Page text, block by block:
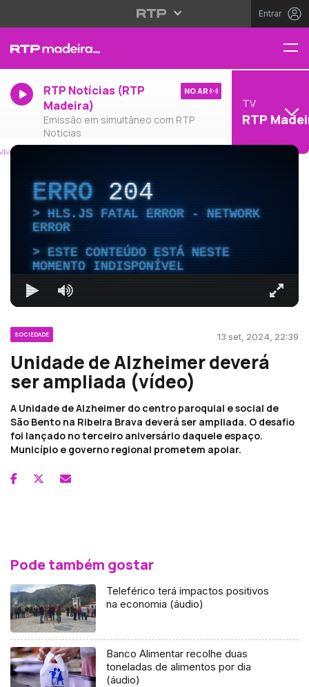
Entrar
RTP Notícias (RTP
Madeira)
Emissão em simultâneo com RTP
Notícias
NO AR
TV
RTP
ERRO204
HLS.JS FATAL ERROR - NETWORK
ERROR
ESTE CONTEÚDO ESTÁ NESTE
MOMENTO INDISPONÍVEL
SOCIEDADE 13 set, 2024, 22:39
Unidade de Alzheimer deverá
ser ampliada (vídeo)
A Unidade de Alzheimer do centro paroquial e social de
São Bento na Ribeira Brava deverá ser ampliada. O desafio
foi lançado no terceiro aniversário daquele espaço.
Município e governo regional prometem apoiar.
Pode também gostar
Teleférico terá impactos positivos
na economia (áudio)
Banco Alimentar recolhe duas
toneladas de alimentos por dia
(áudio)